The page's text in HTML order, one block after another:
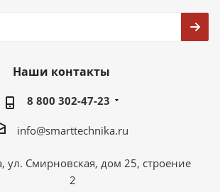
Наши контакты
8 800 302-47-23
info@smarttechnika.ru
ул. Смирновская, дом 25, строение
2